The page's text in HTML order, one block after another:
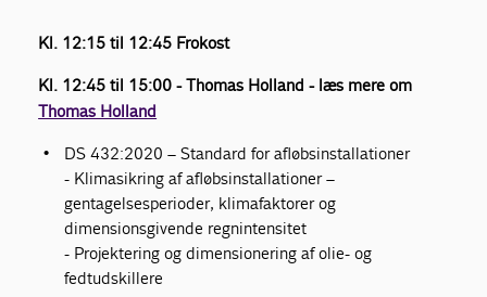
Kl. 12:15 til 12:45 Frokost
Kl. 12:45 til 15:00 - Thomas Holland - læs mere om
Thomas Holland
DS 432:2020 – Standard for afløbsinstallationer
- Klimasikring af afløbsinstallationer –
gentagelsesperioder, klimafaktorer og
dimensionsgivende regnintensitet
- Projektering og dimensionering af olie- og
fedtudskillere